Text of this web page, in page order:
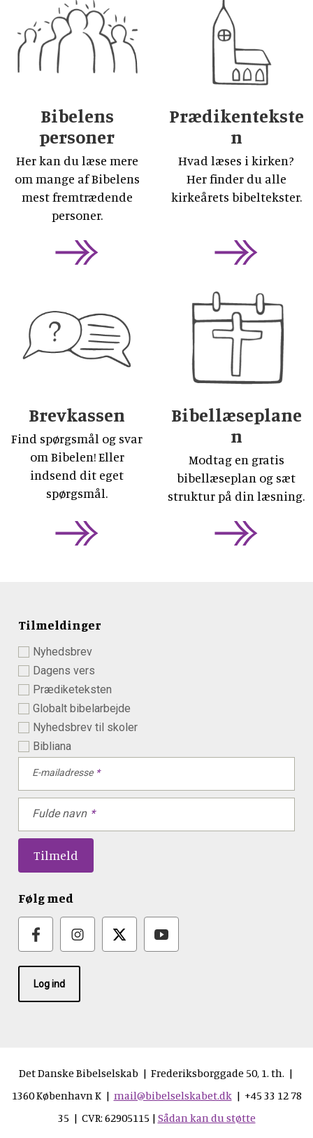
Bibelens
personer
Her kan du læse mere
om mange af Bibelens
mest fremtrædende
personer.
Prædikentekste
n
Hvad læses i kirken?
Her finder du alle
kirkeårets bibeltekster.
Brevkassen
Find spørgsmål og svar
om Bibelen! Eller
indsend dit eget
spørgsmål.
Bibellæseplane
n
Modtag en gratis
bibellæseplan og sæt
struktur på din læsning.
Tilmeldinger
Nyhedsbrev
Dagens vers
Prædiketeksten
Globalt bibelarbejde
Nyhedsbrev til skoler
Bibliana
E-mailadresse
Fulde navn
Følg med
Log ind
Det Danske Bibelselskab | Frederiksborggade 50, 1. th. |
1360 København K | mail@bibelselskabet.dk| +45 33 12 78
35 | CVR: 62905115 | Sådan kan du støtte